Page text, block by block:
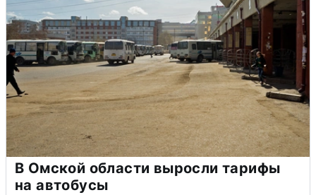
В Омской области выросли тарифы
на автобусы